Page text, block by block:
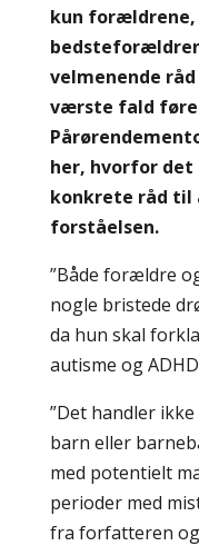
kun forældrene,
velmenende
værste fald
her, hvorfor det
konkrete råd til
forståelsen.
”Både forældre
nogle bristede
da hun skal
autisme og
”Det handler
barn eller
med potentielt
perioder med
fra forfatteren